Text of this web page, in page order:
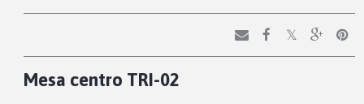
Mesa centro TRI-02